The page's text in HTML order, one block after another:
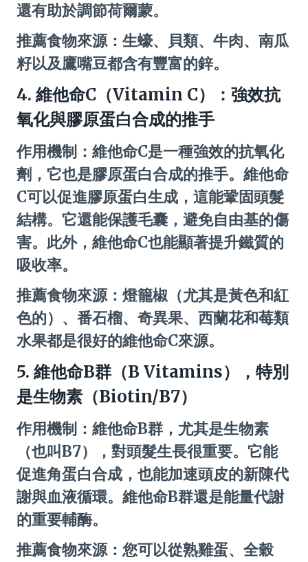
還有助於調節荷爾蒙。
推薦食物來源：生蠔、貝類、牛肉、南瓜
籽以及鷹嘴豆都含有豐富的鋅。
4. 維他命C（Vitamin C）：強效抗
氧化與膠原蛋白合成的推手
作用機制：維他命C是一種強效的抗氧化
劑，它也是膠原蛋白合成的推手。維他命
C可以促進膠原蛋白生成，這能鞏固頭髮
結構。它還能保護毛囊，避免自由基的傷
害。此外，維他命C也能顯著提升鐵質的
吸收率。
推薦食物來源：燈籠椒（尤其是黃色和紅
色的）、番石榴、奇異果、西蘭花和莓類
水果都是很好的維他命C來源。
5. 維他命B群（B Vitamins），特別
是生物素（Biotin/B7）
作用機制：維他命B群，尤其是生物素
（也叫B7），對頭髮生長很重要。它能
促進角蛋白合成，也能加速頭皮的新陳代
謝與血液循環。維他命B群還是能量代謝
的重要輔酶。
推薦食物來源：您可以從熟雞蛋、全穀